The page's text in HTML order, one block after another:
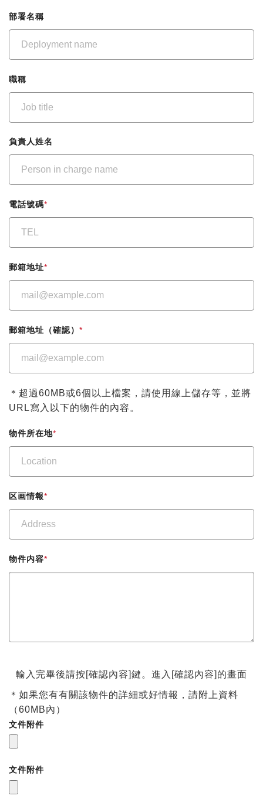
部署名稱
職稱
負責人姓名
電話號碼*
郵箱地址*
郵箱地址（確認） *
＊超過60MB或6個以上檔案，請使用線上儲存等，並將
URL寫入以下的物件的內容。
物件所在地*
区画情報*
物件内容*
輸入完畢後請按[確認內容]鍵。進入[確認內容]的畫面
＊如果您有有關該物件的詳細或好情報，請附上資料
（60MB內）
文件附件
文件附件